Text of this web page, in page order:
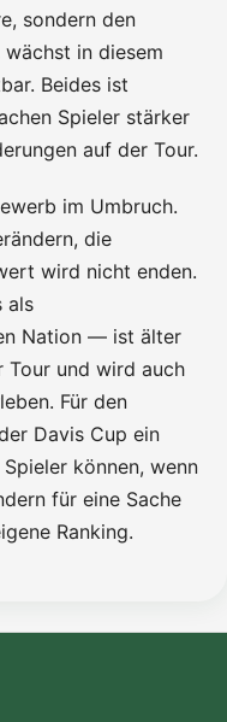
sondern den
in diesem
Beides ist
Spieler stärker
auf der Tour.
im Umbruch.
die
wird nicht enden.
als
Nation — ist älter
Tour und wird auch
Für den
Davis Cup ein
können, wenn
für eine Sache
Ranking.